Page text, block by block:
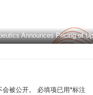
会被公开。 必填项已用*标注